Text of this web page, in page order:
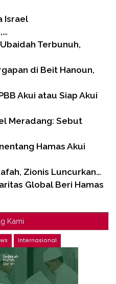
Israel
Terbunuh,
di Beit Hanoun,
Akui atau Siap Akui
Meradang: Sebut
Hamas Akui
Zionis Luncurkan…
Global Beri Hamas
Kami
Internasional